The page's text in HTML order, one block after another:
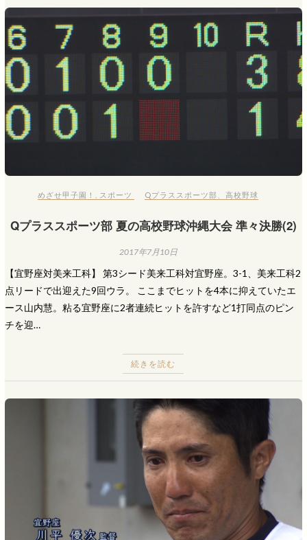
めざせ甲子園！ スポーツ Qプラススポーツ部 高校野球
Qプラススポーツ部 夏の高校野球沖縄大会 準々決勝(2)
2017年7月10日
【宜野座対美来工科】 第3シード美来工科対宜野座。3-1、美来工科2
点リードで出迎えた9回ウラ。 ここまでヒットを4本に抑えていたエ
ース山内慧。粘る宜野座に2者連続ヒットを許すなど1打同点のピン
チを迎…
続きを読む